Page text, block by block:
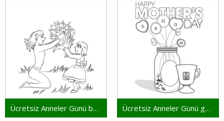
Ücretsiz Anneler Günü boyama sayfası Ücretsiz Anneler Günü görseli